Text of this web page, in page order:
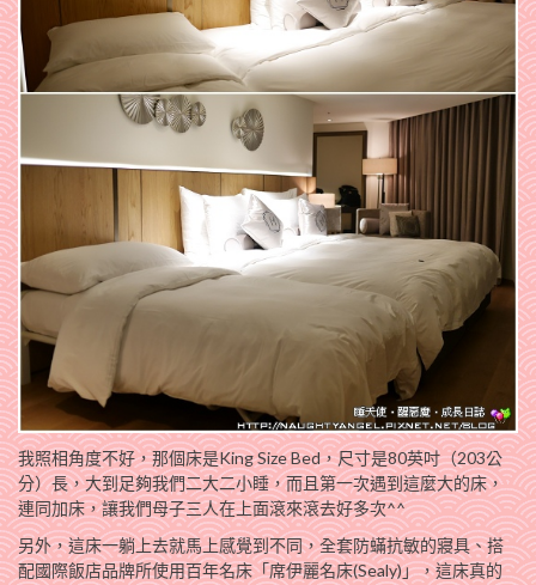
我照相角度不好，那個床是King Size Bed，尺寸是80英吋（203公
分）長，大到足夠我們二大二小睡，而且第一次遇到這麼大的床，
連同加床，讓我們母子三人在上面滾來滾去好多次^^
另外，這床一躺上去就馬上感覺到不同，全套防蟎抗敏的寢具、搭
配國際飯店品牌所使用百年名床「席伊麗名床(Sealy)」，這床真的